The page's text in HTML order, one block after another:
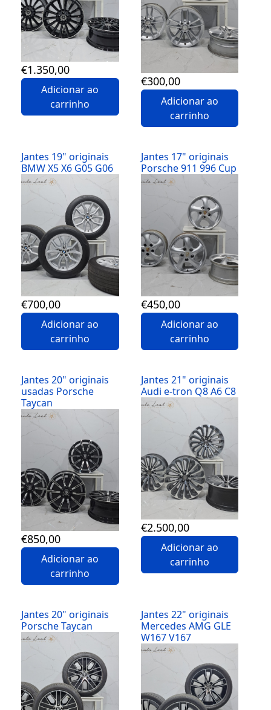
Volvo (2)
VW (3)
€1.350,00
Adicionar ao
carrinho
€300,00
Adicionar ao
carrinho
Jantes 19" originais
BMW X5 X6 G05 G06
Detalhes
€700,00
Adicionar ao
carrinho
Jantes 17" originais
Porsche 911 996 Cup
Detalhes
€450,00
Adicionar ao
carrinho
Jantes 20" originais
usadas Porsche
Taycan
Detalhes
€850,00
Adicionar ao
carrinho
Jantes 21" originais
Audi e-tron Q8 A6 C8
Detalhes
€2.500,00
Adicionar ao
carrinho
Jantes 20" originais
Porsche Taycan
Detalhes
Jantes 22" originais
Mercedes AMG GLE
W167 V167
Detalhes